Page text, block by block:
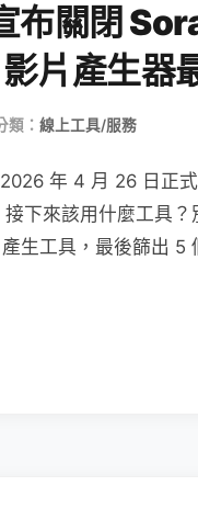
布關閉
片產生器
類： 線上工具/服務
年 4 月 26 日正
下來該用什麼工具
生工具，最後篩出 5